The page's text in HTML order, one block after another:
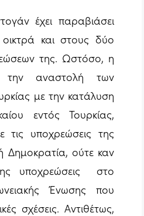
έχει παραβιάσει
οικτρά και στους δύο
της. Ωστόσο, η
την αναστολή των
με την κατάλυση
εντός Τουρκίας,
τις υποχρεώσεις της
Δημοκρατία, ούτε καν
υποχρεώσεις στο
Ένωσης που
σχέσεις. Αντιθέτως,